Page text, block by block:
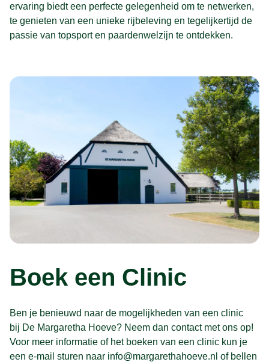
ervaring biedt een perfecte gelegenheid om te netwerken,
te genieten van een unieke rijbeleving en tegelijkertijd de
passie van topsport en paardenwelzijn te ontdekken.
Boek een Clinic
Ben je benieuwd naar de mogelijkheden van een clinic
bij De Margaretha Hoeve? Neem dan contact met ons op!
Voor meer informatie of het boeken van een clinic kun je
een e-mail sturen naar info@margarethahoeve.nl of bellen